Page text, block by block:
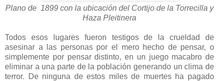
Plano de 1899 con la ubicación del Cortijo de la Torrecilla y
Haza Pleitinera
Todos esos lugares fueron testigos de la crueldad de
asesinar a las personas por el mero hecho de pensar, o
simplemente por pensar distinto, en un juego macabro de
eliminar a una parte de la población generando un clima de
terror. De ninguna de estos miles de muertes ha pagado